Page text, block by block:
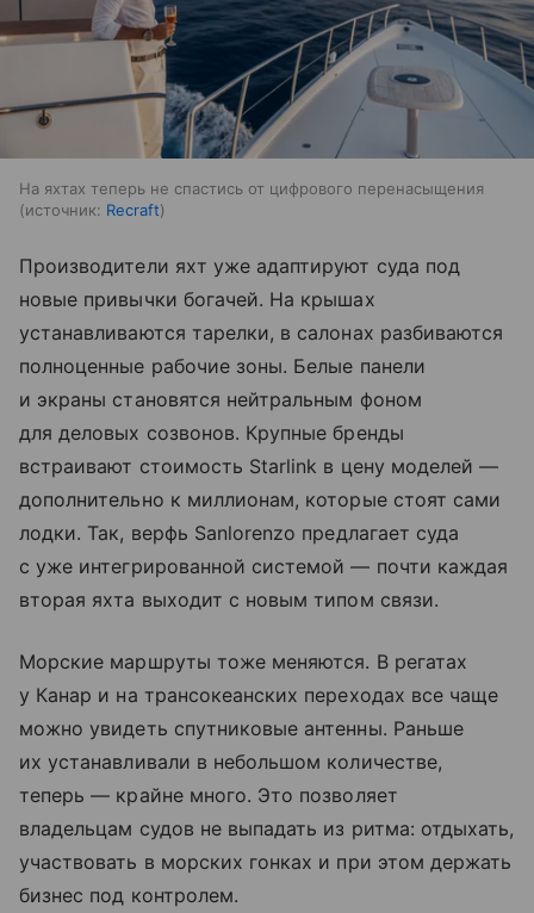
На яхтах теперь не спастись от цифрового перенасыщения
источник: Recraft
Производители яхт уже адаптируют суда под
новые привычки богачей. На крышах
устанавливаются тарелки, в салонах разбиваются
полноценные рабочие зоны. Белые панели
и экраны становятся нейтральным фоном
для деловых созвонов. Крупные бренды
встраивают стоимость Starlink в цену моделей —
дополнительно к миллионам, которые стоят сами
лодки. Так, верфь Sanlorenzo предлагает суда
с уже интегрированной системой — почти каждая
вторая яхта выходит с новым типом связи.
Морские маршруты тоже меняются. В регатах
у Канар и на трансокеанских переходах все чаще
можно увидеть спутниковые антенны. Раньше
их устанавливали в небольшом количестве,
теперь — крайне много. Это позволяет
владельцам судов не выпадать из ритма: отдыхать,
участвовать в морских гонках и при этом держать
бизнес под контролем.